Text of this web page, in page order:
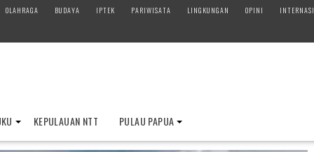
OLAHRAGA BUDAYA IPTEK PARIWISATA LINGKUNGAN OPINI
KEPULAUAN NTT PULAU PAPUA